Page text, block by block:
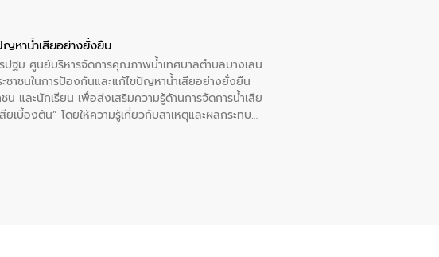
ญหาน้ำเสียอย่างยั่งยืน
ฐม ศูนย์บริหารจัดการคุณภาพน้ำเทศบาลตำบลบางเลน
าชนในการป้องกันและแก้ไขปัญหาน้ำเสียอย่างยั่งยืน
และนักเรียน เพื่อส่งเสริมความรู้ด้านการจัดการน้ำเสีย
เบื้องต้น” โดยให้ความรู้เกี่ยวกับสาเหตุและผลกระทบ
ครัวเรือน ณ เทศบาลตำบลบางเลน จังหวัดนครปฐม